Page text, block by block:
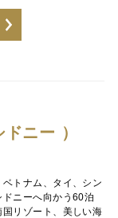
ニー ）
トナム、タイ、シン
ニーへ向かう60泊
リゾート、美しい海